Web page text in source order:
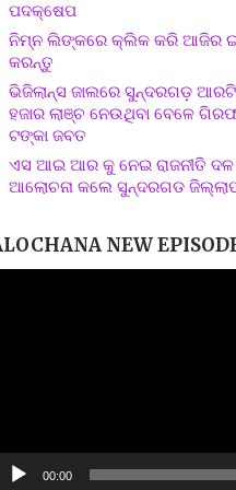
ପଦକ୍ଷେପ
ନିମ୍ନ ଲିଙ୍କରେ କ୍ଲିକ କରି ଆଜିର ଇ
କରନ୍ତୁ
ଭିଜିଲାନ୍ସ ଜାଲରେ ସୁନ୍ଦରଗଡ଼
ହଜାର ଲାଞ୍ଚ ନେଉଥିବା ବେଳେ
ଟଙ୍କା ଜବତ
ଏସ ଆଇ ଆର କୁ ନେଇ ରାଜନୀତି
ଆଲୋଚନା କଲେ ସୁନ୍ଦରଗଡ
NEW
00:00